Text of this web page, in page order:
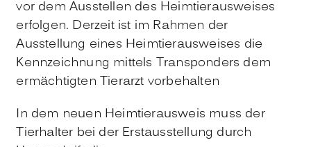
vor dem Ausstellen des Heimtierausweises
erfolgen. Derzeit ist im Rahmen der
Ausstellung eines Heimtierausweises die
Kennzeichnung mittels Transponders dem
ermächtigten Tierarzt vorbehalten
In dem neuen Heimtierausweis muss der
Tierhalter bei der Erstausstellung durch